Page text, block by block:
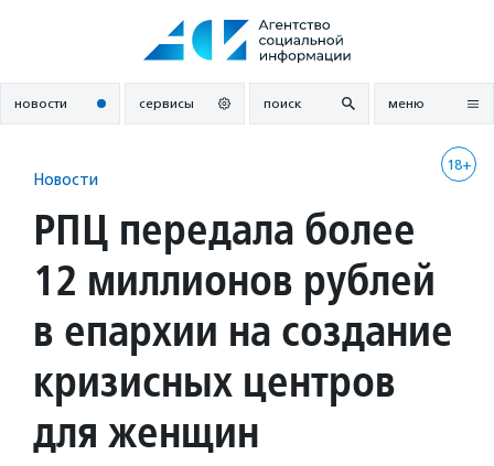
новости сервисы поиск меню
18+
Новости
РПЦ передала более
12 миллионов рублей
в епархии на создание
кризисных центров
для женщин